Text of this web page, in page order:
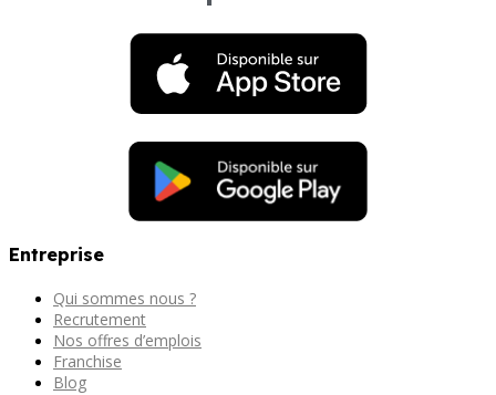
Entreprise
Qui sommes nous ?
Recrutement
Nos offres d’emplois
Franchise
Blog